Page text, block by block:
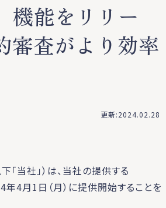
能をリリー
査がより効率
更新:2024.02.28
当社」）は、当社の提供する
年4月1日（月）に提供開始することを